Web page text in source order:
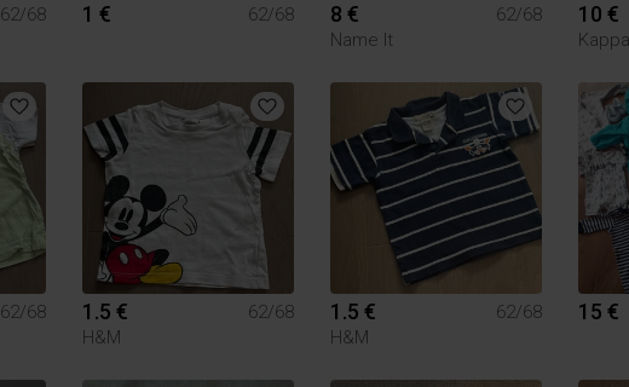
62/68
1 € 62/68 8 €
62/68
Name It
10 €
62/68
1.5 €
62/68
H&M
1.5 €
62/68
H&M
15 €